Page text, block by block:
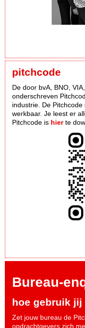
pitchcode
De door bvA, BNO,
onderschreven
industrie. De
werkbaar. Je leest er
Pitchcode is hierte
Bureau-
hoe gebruik
Zet jouw bureau de
opdrachtgevers zich